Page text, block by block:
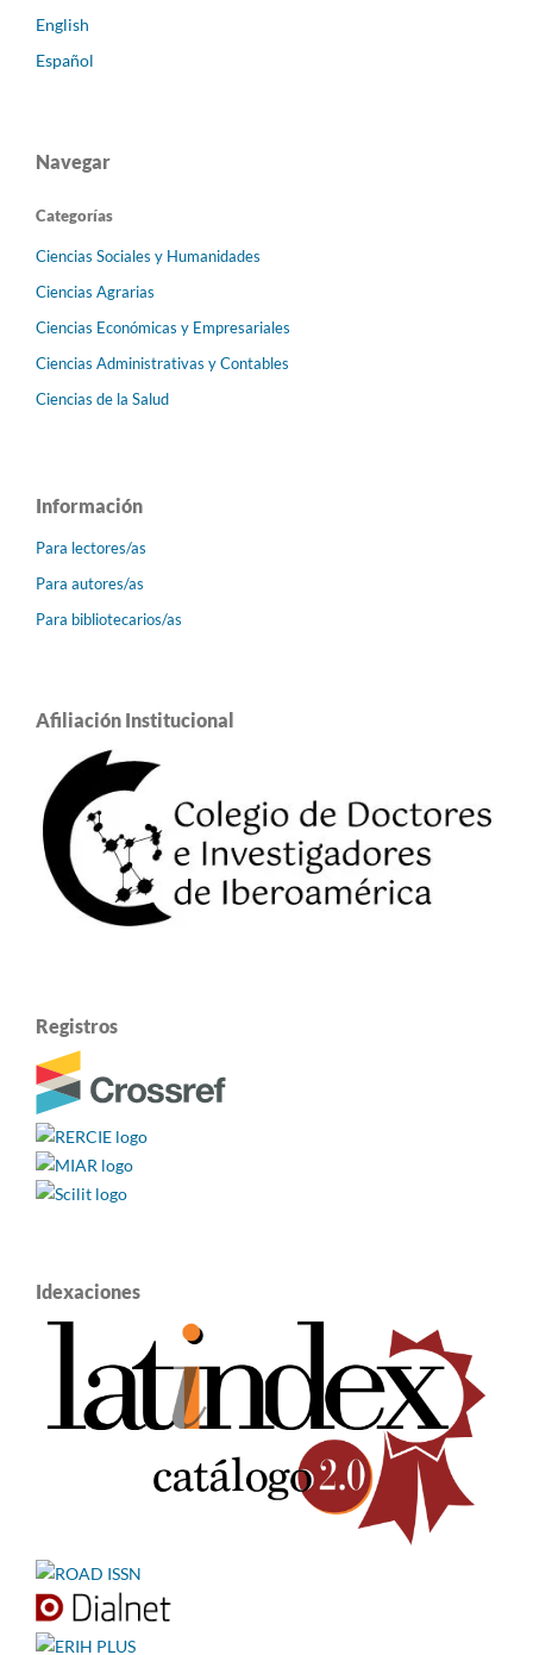
English
Español
Navegar
Categorías
Ciencias Sociales y Humanidades
Ciencias Agrarias
Ciencias Económicas y Empresariales
Ciencias Administrativas y Contables
Ciencias de la Salud
Información
Para lectores/as
Para autores/as
Para bibliotecarios/as
Afiliación Institucional
Registros
Idexaciones